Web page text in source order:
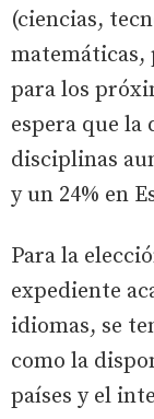
(ciencias,
matemáticas,
para los
espera que la
disciplinas
y un 24% en
Para la
expediente
idiomas, se
como la
países y el